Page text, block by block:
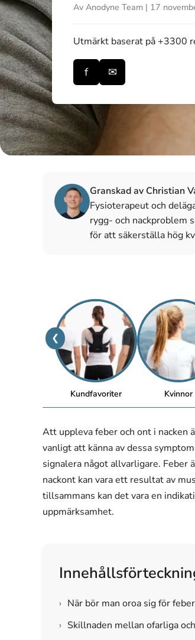
Av Anodyne Team | 17
Utmärkt baserat på +3300
f ✉
Granskad av Christian
Fysioterapeut och
rygg- och nackproblem
för att säkerställa hög
❮
Kundfavoriter Kvinnor
Att uppleva feber och ont i nacken
vanligt att känna av dessa
signalera något allvarligare. Feber
nackont kan vara ett resultat av
tillsammans kan det vara en
uppmärksamhet.
› När bör man oroa sig för
› Skillnaden mellan ofarliga